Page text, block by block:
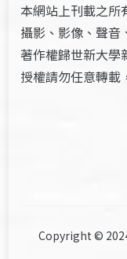
本網站上刊載之所
攝影、影像、聲音
著作權歸世新大學
授權請勿任意轉載
Copyright ©